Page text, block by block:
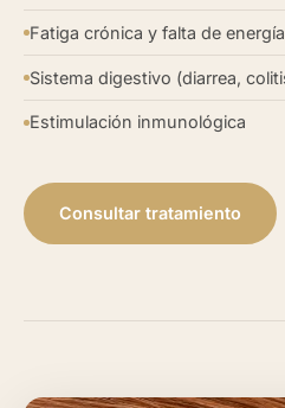
Fatiga crónica y falta de energía
Sistema digestivo (diarrea,
Estimulación inmunológica
Consultar tratamiento